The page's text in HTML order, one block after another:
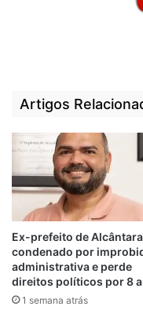
Denúncias de
com a
“procedimento
nomeação de
para o TCE-MA.
à ação
pessoais e
o chefe do
acusações de
processo de
Artigos
Ex-prefeito de
condenado por
administrativa e perde
direitos políticos por 8
1 semana atrás